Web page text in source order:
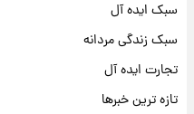
سبک ایده آل
سبک زندگی مردانه
تجارت ایده آل
تازه ترین خبرها